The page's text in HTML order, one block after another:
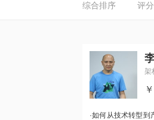
综合排序 评分
架
·如何从技术转型到